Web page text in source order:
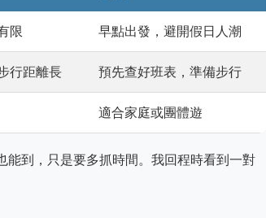
限 早點出發，避開假日人潮
行距離長 預先查好班表，準備步行
適合家庭或團體遊
能到，只是要多抓時間。我回程時看到一對